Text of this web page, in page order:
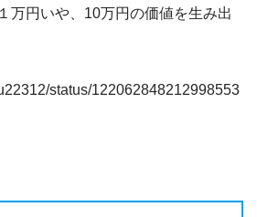
万円いや、10万円の価値を生み出
status/122062848212998553